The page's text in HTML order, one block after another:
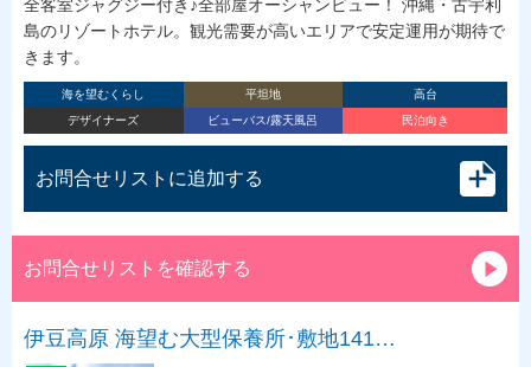
全客室ジャグジー付き♪全部屋オーシャンビュー！ 沖縄・古宇利
島のリゾートホテル。観光需要が高いエリアで安定運用が期待で
きます。
海を望むくらし 平坦地
高台
デザイナーズ
ビューバス/露天風呂 民泊向き
お問合せリストに追加する
お問合せリストを確認する
伊豆高原 海望む大型保養所･敷地141…